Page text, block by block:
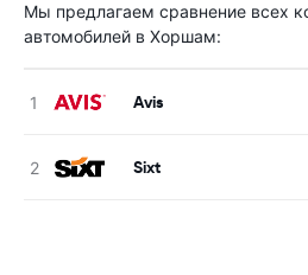
Мы предлагаем сравнение всех
автомобилей в Хоршам:
Avis
Sixt